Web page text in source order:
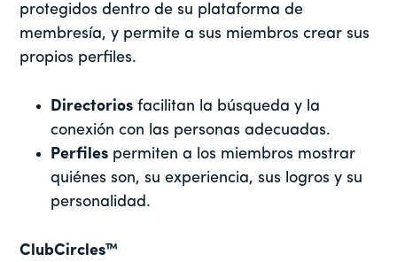
protegidos dentro de su plataforma de
membresía, y permite a sus miembros crear sus
propios perfiles.
Directorios facilitan la búsqueda y la
conexión con las personas adecuadas.
Perfiles permiten a los miembros mostrar
quiénes son, su experiencia, sus logros y su
personalidad.
ClubCircles™